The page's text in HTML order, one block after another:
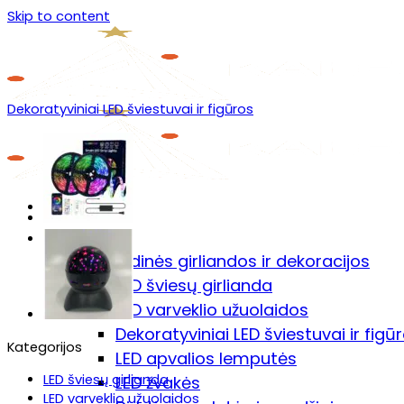
Skip to content
Menu
🎄Kalėdinės girliandos ir dekoracijos
LED šviesų girlianda
LED varveklio užuolaidos
Dekoratyviniai LED šviestuvai ir
LED apvalios lemputės
LED žvakės
Dekoratyviniai LED šviestuvai ir figūros
Kategorijos
LED šviesų girlianda
LED varveklio užuolaidos